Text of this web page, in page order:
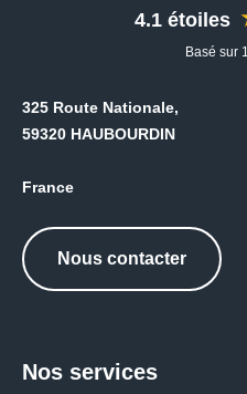
4.1 étoiles
Basé sur
325 Route Nationale,
59320 HAUBOURDIN
France
Nous contacter
Nos services